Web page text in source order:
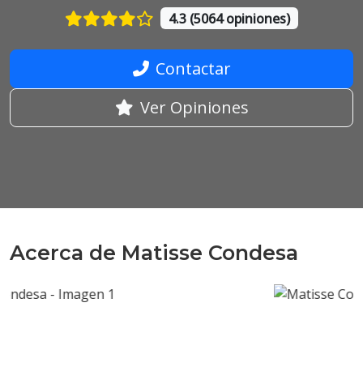
4.3 (5064 opiniones)
Contactar
Ver Opiniones
Acerca de Matisse Condesa